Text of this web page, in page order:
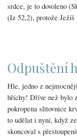
srdce, je to dovoleno
(Iz 52,2), protože Ježíš
Odpuštění
Hle, jedno z
hříchy! Dříve než bylo
pokropena slitovnice
to udělat i nyní, když
skoncoval s